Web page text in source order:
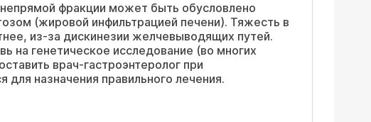
фракции может быть обусловлено
(жировой инфильтрацией печени). Тяжесть в
из-за дискинезии желчевыводящих путей.
генетическое исследование (во многих
врач-гастроэнтеролог при
назначения правильного лечения.